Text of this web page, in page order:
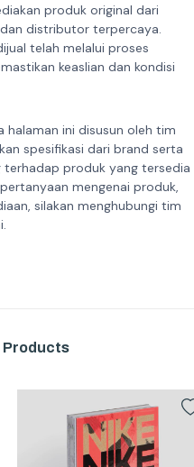
produk original dari
distributor terpercaya.
telah melalui proses
keaslian dan kondisi
halaman ini disusun oleh tim
spesifikasi dari brand serta
terhadap produk yang tersedia
mengenai produk,
silakan menghubungi tim
Products